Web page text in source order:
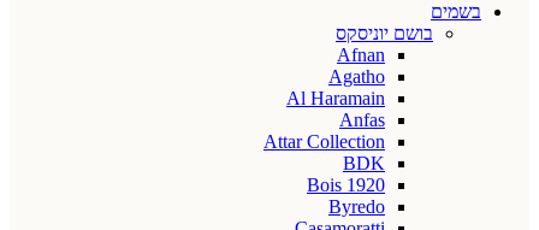
בשמים
בושם יוניסקס
Afnan
Agatho
Al Haramain
Anfas
Attar Collection
BDK
Bois 1920
Byredo